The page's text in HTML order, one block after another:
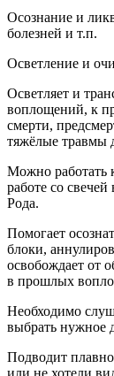
Осознание и
болезней и т.п.
Осветление и
Осветляет и
воплощений, к
смерти,
тяжёлые травмы
Можно работать
работе со
Рода.
Помогает
блоки,
освобождает от
в прошлых
Необходимо
выбрать нужное
Подводит